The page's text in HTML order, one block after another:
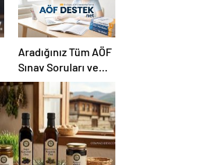
Aradığınız Tüm AÖF
Sınav Soruları ve
Canlı Açıköğretim
Forumu Burada